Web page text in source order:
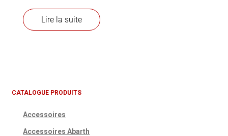
Lire la suite
CATALOGUE PRODUITS
Accessoires
Accessoires Abarth